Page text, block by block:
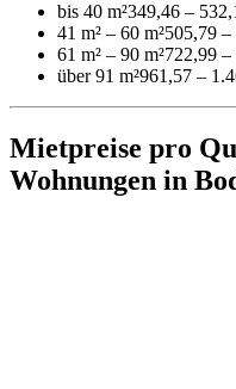
bis 40 m²349,46 –
41 m² – 60 m²505,79
61 m² – 90 m²722,99
über 91 m²961,57 –
Mietpreise pro
Wohnungen in